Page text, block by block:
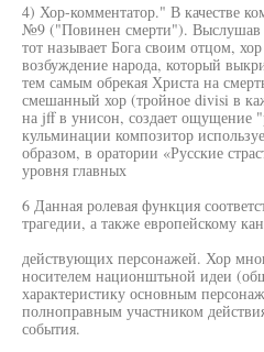
4) Хор-комментатор." В качестве
№9 ("Повинен смерти"). Выслушав
тот называет Бога своим отцом,
возбуждение народа, который
тем самым обрекая Христа на
смешанный хор (тройное divisi в
на jff в унисон, создает ощущение
кульминации композитор
образом, в оратории «Русские
уровня главных
6 Данная ролевая функция
трагедии, а также европейскому
действующих персонажей. Хор
носителем национштьной идеи
характеристику основным
полноправным участником
события.